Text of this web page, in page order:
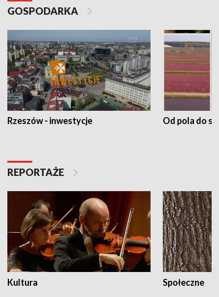
GOSPODARKA
Rzeszów - inwestycje Od pola do
REPORTAŻE
Kultura Społeczne